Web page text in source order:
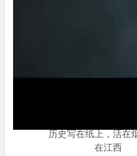
历史写在纸上，活在
在江西